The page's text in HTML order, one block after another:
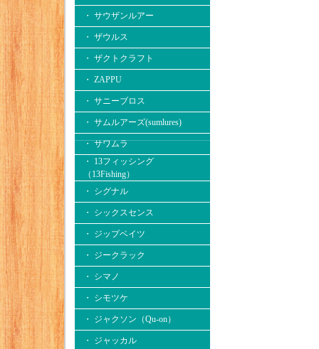
・ サウザンルアー
・ ザウルス
・ ザクトクラフト
・ ZAPPU
・ サニーブロス
・ サムルアーズ(sumlures)
・ サワムラ
・ 13フィッシング
（13Fishing）
・ シグナル
・ シックスセンス
・ ジップベイツ
・ ジークラック
・ シマノ
・ シモツケ
・ ジャクソン（Qu-on）
・ ジャッカル